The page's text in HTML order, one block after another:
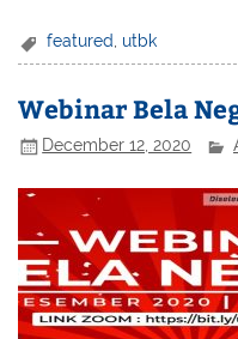
featured, utbk
Webinar Bela
December 12, 2020